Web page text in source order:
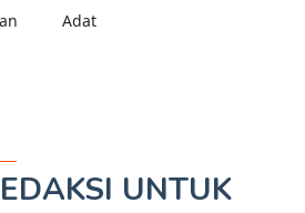
Adat
UNTUK